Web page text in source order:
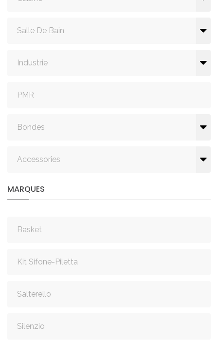
Salle De Bain
Industrie
PMR
Bondes
Accessories
MARQUES
Basket
Kit Sifone-Piletta
Salterello
Silenzio